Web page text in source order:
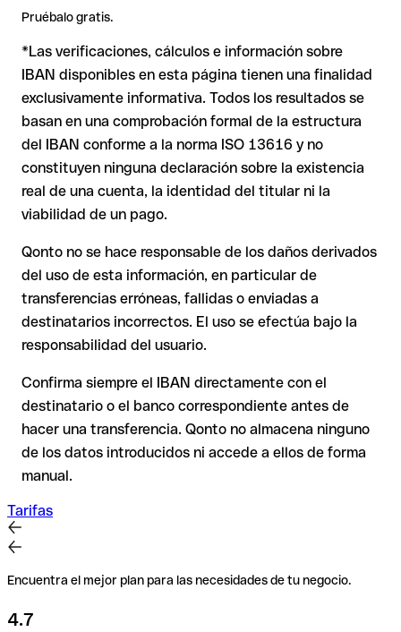
Nota: en transferencias en divisas extranjeras (por ejemplo,
USD o GBP) pueden aplicarse comisiones de cambio
adicionales. Consulta previamente las condiciones vigentes
con Issue with interpolation.
directamente con el destinatario, especialmente en nuevas
2. IBAN formalmente válido pero incorrecto
casualmente forma otra combinación formalmente válida, la
transferencia se ejecuta hacia una cuenta ajena. En ese caso:
El banco receptor está obligado a colaborar en la
Tu entidad puede iniciar un proceso de reclamación a
destinatario ya ha retirado el dinero.
En transferencias internacionales fuera del área SEPA,
la recuperación es considerablemente más compleja y
conlleva comisiones adicionales.
Recomendación: Verifica siempre el IBAN antes de una
transferencia con nuestro
Verificador de IBAN
gratuito y, en
caso de duda, confírmalo directamente con el destinatario.
Esta precaución es especialmente importante con importes
elevados o en nuevas relaciones comerciales.
Pruébalo gratis.
*Las verificaciones, cálculos e información sobre
IBAN disponibles en esta página tienen una finalidad
exclusivamente informativa. Todos los resultados se
basan en una comprobación formal de la estructura
del IBAN conforme a la norma ISO 13616 y no
constituyen ninguna declaración sobre la existencia
real de una cuenta, la identidad del titular ni la
viabilidad de un pago.
Qonto no se hace responsable de los daños derivados
del uso de esta información, en particular de
transferencias erróneas, fallidas o enviadas a
destinatarios incorrectos. El uso se efectúa bajo la
responsabilidad del usuario.
Confirma siempre el IBAN directamente con el
destinatario o el banco correspondiente antes de
hacer una transferencia. Qonto no almacena ninguno
de los datos introducidos ni accede a ellos de forma
manual.
Tarifas
Encuentra el mejor plan para las necesidades de tu negocio.
4.7